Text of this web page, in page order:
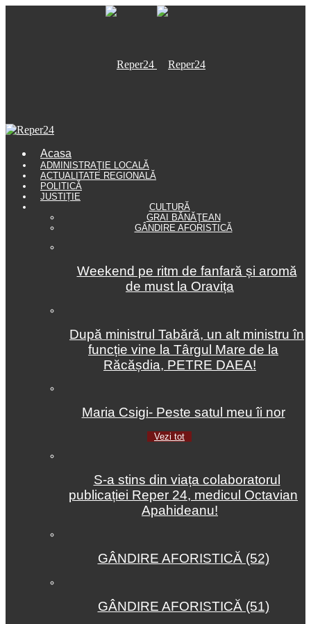
Acasa
ADMINISTRAŢIE LOCALĂ
ACTUALITATE REGIONALĂ
POLITICĂ
JUSTIȚIE
CULTURĂ
GRAI BĂNĂŢEAN
GÂNDIRE AFORISTICĂ
Weekend pe ritm de fanfară și aromă
de must la Oravița
După ministrul Tabără, un alt ministru în
funcție vine la Târgul Mare de la
Răcășdia, PETRE DAEA!
Maria Csigi- Peste satul meu îi nor
Vezi tot
S-a stins din viața colaboratorul
publicației Reper 24, medicul Octavian
Apahideanu!
GÂNDIRE AFORISTICĂ (52)
GÂNDIRE AFORISTICĂ (51)